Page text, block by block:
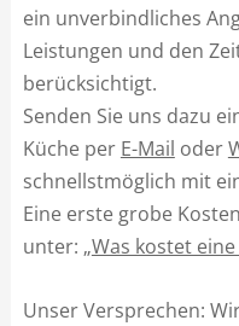
ein unverbindliches
Leistungen und den
berücksichtigt.
Senden Sie uns dazu
Küche per E-Mail oder
schnellstmöglich mit
Eine erste grobe
unter: „Was kostet
Unser Versprechen: